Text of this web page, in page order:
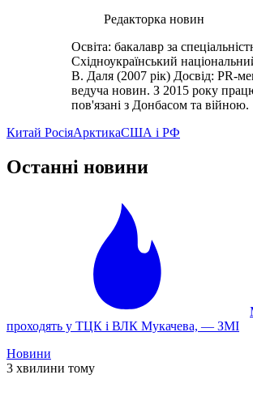
Редакторка новин
Освіта: бакалавр за
Східноукраїнський
В. Даля (2007 рік) Досвід: PR-
ведуча новин. З 2015 року
пов'язані з Донбасом та війною.
Китай РосіяАрктикаСША і РФ
Останні новини
проходять у ТЦК і ВЛК Мукачева, — ЗМІ
Новини
3 хвилини тому